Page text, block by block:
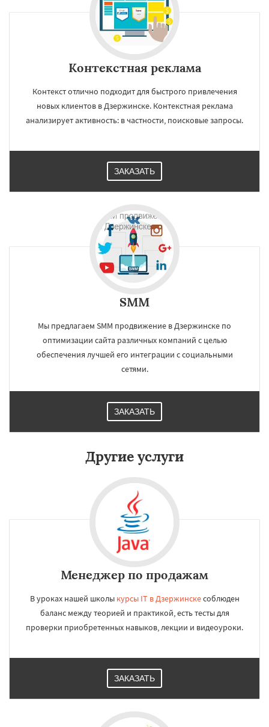
Работаем по
×
Благовещенск Королёв
Братск
Орск Старый Оскол
Люберцы
Прокопьевск
Контекстная реклама
Контекст отлично подходит для быстрого привлечения
новых клиентов в Дзержинске. Контекстная реклама
анализирует активность: в частности, поисковые запросы.
ЗАКАЗАТЬ
SMM
Мы предлагаем SMM продвижение в Дзержинске по
оптимизации сайта различных компаний с целью
обеспечения лучшей его интеграции с социальными
сетями.
ЗАКАЗАТЬ
Другие услуги
Менеджер по продажам
В уроках нашей школы курсы IT в Дзержинскесоблюден
баланс между теорией и практикой, есть тесты для
проверки приобретенных навыков, лекции и видеоуроки.
ЗАКАЗАТЬ
×
Даю согласие на обработку персональных данных